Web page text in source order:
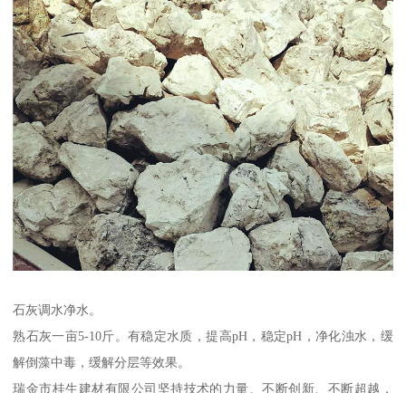
石灰调水净水。
熟石灰一亩5-10斤。有稳定水质，提高pH，稳定pH，净化浊水，缓
解倒藻中毒，缓解分层等效果。
瑞金市桂生建材有限公司坚持技术的力量、不断创新、不断超越，